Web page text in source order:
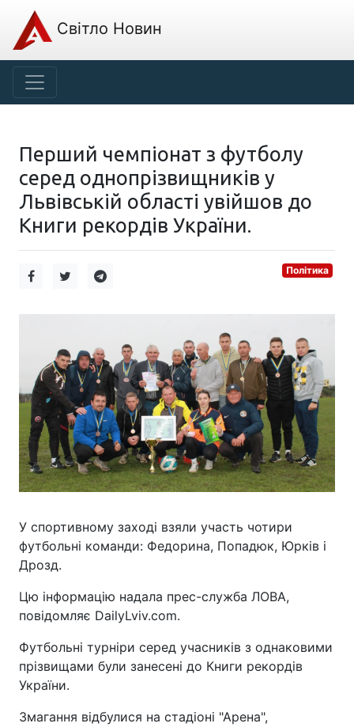
Світло Новин
Перший чемпіонат з футболу
серед однопрізвищників у
Львівській області увійшов до
Книги рекордів України.
Політика
У спортивному заході взяли участь чотири
футбольні команди: Федорина, Попадюк, Юрків і
Дрозд.
Цю інформацію надала прес-служба ЛОВА,
повідомляє DailyLviv.com.
Футбольні турніри серед учасників з однаковими
прізвищами були занесені до Книги рекордів
України.
Змагання відбулися на стадіоні "Арена",